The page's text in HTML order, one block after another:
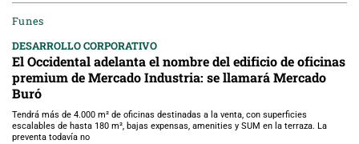
Funes
DESARROLLO CORPORATIVO
El Occidental adelanta el nombre del edificio de oficinas
premium de Mercado Industria: se llamará Mercado
Buró
Tendrá más de 4.000 m² de oficinas destinadas a la venta, con superficies
escalables de hasta 180 m², bajas expensas, amenities y SUM en la terraza. La
preventa todavía no